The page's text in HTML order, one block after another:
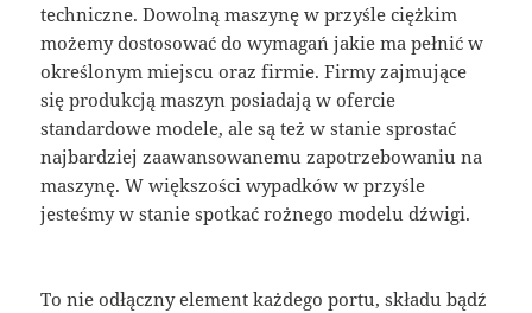
techniczne. Dowolną maszynę w przyśle ciężkim
możemy dostosować do wymagań jakie ma pełnić w
określonym miejscu oraz firmie. Firmy zajmujące
się produkcją maszyn posiadają w ofercie
standardowe modele, ale są też w stanie sprostać
najbardziej zaawansowanemu zapotrzebowaniu na
maszynę. W większości wypadków w przyśle
jesteśmy w stanie spotkać rożnego modelu dźwigi.
To nie odłączny element każdego portu, składu bądź